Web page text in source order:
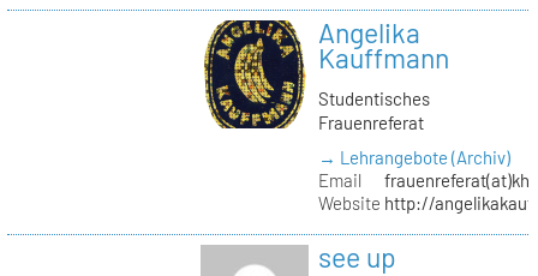
Angelika
Kauffmann
Studentisches
Frauenreferat
→ Lehrangebote (Archiv)
Email
Website http://
see up